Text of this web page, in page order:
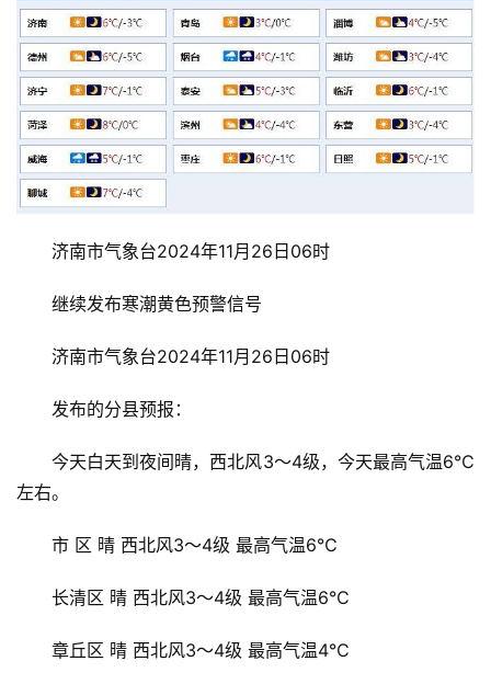
页
资
讯
商
业
经
济南市气象台2024年11月26日06时
继续发布寒潮黄色预警信号
济南市气象台2024年11月26日06时
发布的分县预报：
今天白天到夜间晴，西北风3～4级，今天最高气温6℃
左右。
市 区 晴 西北风3～4级 最高气温6℃
长清区 晴 西北风3～4级 最高气温6℃
章丘区 晴 西北风3～4级 最高气温4℃